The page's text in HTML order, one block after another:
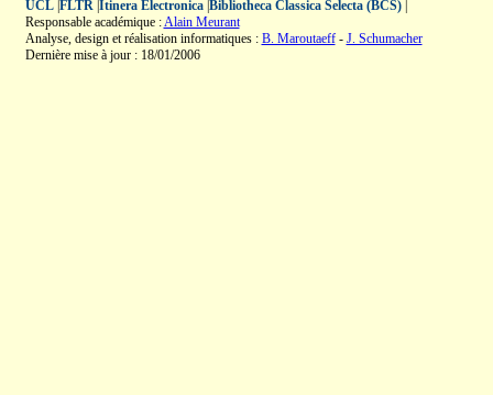
UCL| FLTR| Itinera Electronica| Bibliotheca Classica Selecta (BCS)|
Responsable académique :Alain Meurant
Analyse, design et réalisation informatiques : B. Maroutaeff- J. Schumacher
Dernière mise à jour : 18/01/2006